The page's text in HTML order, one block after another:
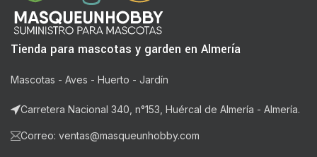
Tienda para mascotas y garden en Almería
Mascotas - Aves - Huerto - Jardín
Carretera Nacional 340, n°153, Huércal de Almería - Almería.
Correo: ventas@masqueunhobby.com